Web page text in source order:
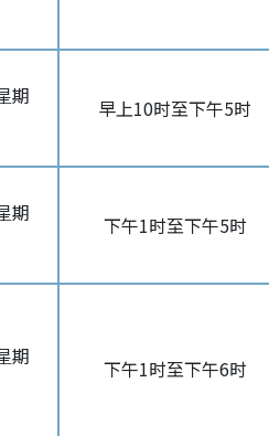
期
早上10时至下午5时
期
下午1时至下午5时
期
下午1时至下午6时